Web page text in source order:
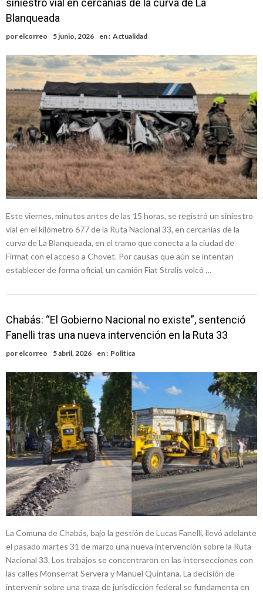
recibió de médica y se reencontró con el doctor que hizo posible su
nacimiento
Firmat será sede del segundo Torneo Regional de Básquet 3×3
Inclusivo
Vassalli: en potencial y con fechas diferidas, la empresa reformula
sus anuncios a los trabajadores
Firmat: avanza la investigación de dos empleadas del Juzgado de
Faltas por presuntas irregularidades
Villada: el viento provocó el desprendimiento del techo del galpón
del ferrocarril
Violento robo en la zona rural de Firmat: maniataron a una pareja de
adultos mayores
siniestro vial en cercanías de la curva de La
Blanqueada
por elcorreo 5 junio, 2026 en : Actualidad
Este viernes, minutos antes de las 15 horas, se registró un siniestro
vial en el kilómetro 677 de la Ruta Nacional 33, en cercanías de la
curva de La Blanqueada, en el tramo que conecta a la ciudad de
Firmat con el acceso a Chovet. Por causas que aún se intentan
establecer de forma oficial, un camión Fiat Stralis volcó …
Chabás: “El Gobierno Nacional no existe”, sentenció
Fanelli tras una nueva intervención en la Ruta 33
por elcorreo 5 abril, 2026 en : Politica
La Comuna de Chabás, bajo la gestión de Lucas Fanelli, llevó adelante
el pasado martes 31 de marzo una nueva intervención sobre la Ruta
Nacional 33. Los trabajos se concentraron en las intersecciones con
las calles Monserrat Servera y Manuel Quintana. La decisión de
intervenir sobre una traza de jurisdicción federal se fundamenta en